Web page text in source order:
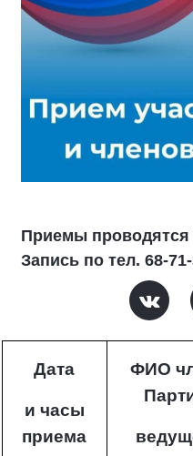
Приемы проводятся
Запись по тел. 68-
Дата
и часы
приема
ФИО